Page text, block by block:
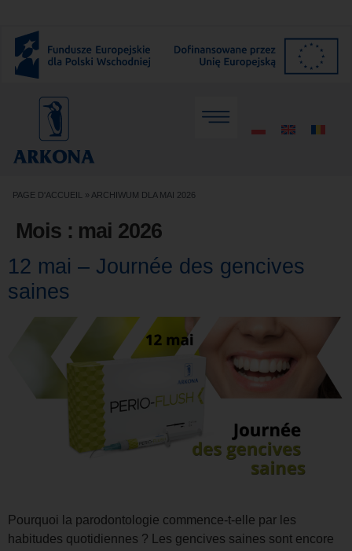
PAGE D'ACCUEIL » ARCHIWUM DLA MAI 2026
Mois : mai 2026
12 mai – Journée des gencives
saines
Pourquoi la parodontologie commence-t-elle par les
habitudes quotidiennes ? Les gencives saines sont encore